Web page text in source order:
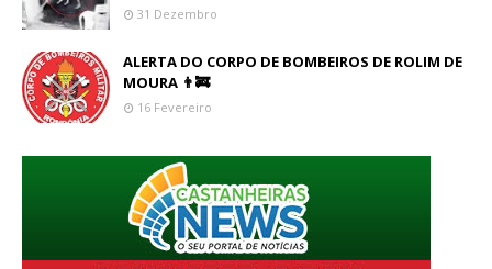
31 Dezembro
ALERTA DO CORPO DE BOMBEIROS DE ROLIM DE
MOURA 👨‍🚒
16 Fevereiro